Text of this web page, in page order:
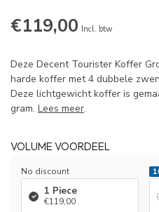
€119,00 Incl. btw
Deze Decent Tourister Koffer
harde koffer met 4 dubbele
Deze lichtgewicht koffer is
gram. Lees meer.
VOLUME VOORDEEL
No discount
1 Piece
€119,00